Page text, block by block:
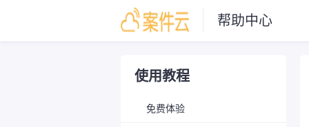
帮助中心
使用教程
免费体验